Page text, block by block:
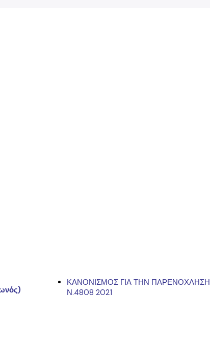
ΚΑΝΟΝΙΣΜΟΣ ΓΙΑ ΤΗΝ ΠΑΡΕΝΟΧΛΗΣΗ
Ν.4808 2021